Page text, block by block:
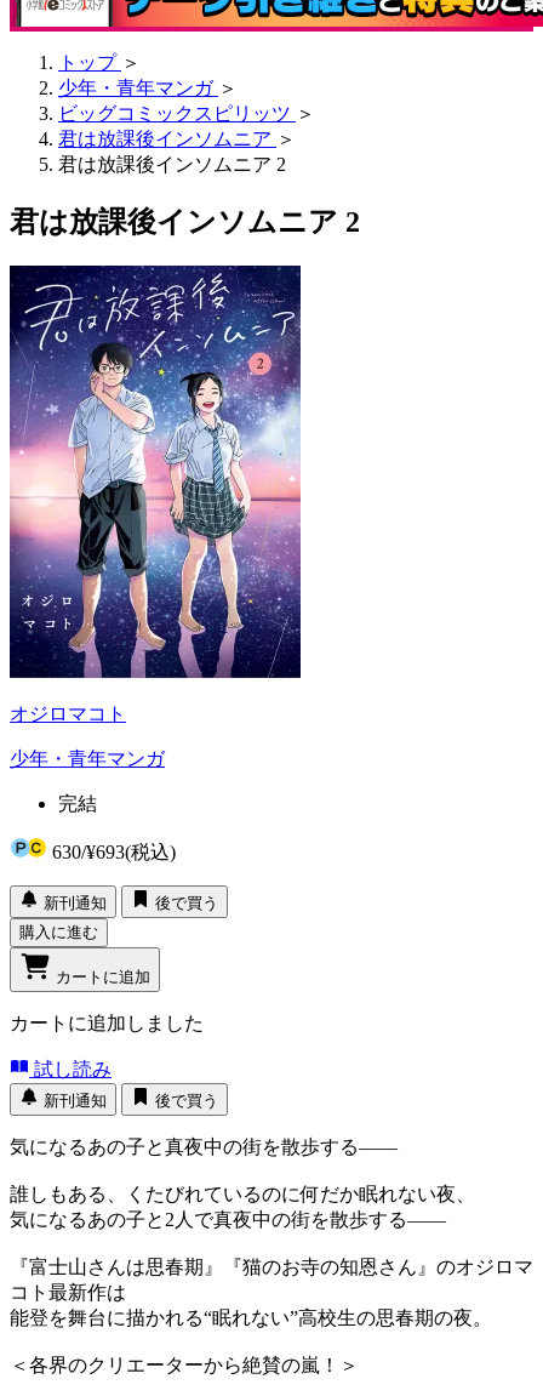
トップ ＞
少年・青年マンガ ＞
ビッグコミックスピリッツ ＞
君は放課後インソムニア ＞
君は放課後インソムニア 2
君は放課後インソムニア 2
オジロマコト
少年・青年マンガ
完結
630/¥693(税込)
新刊通知
後で買う
購入に進む
カートに追加
カートに追加しました
試し読み
新刊通知 後で買う
気になるあの子と真夜中の街を散歩する――
誰しもある、くたびれているのに何だか眠れない夜、
気になるあの子と2人で真夜中の街を散歩する――
『富士山さんは思春期』『猫のお寺の知恩さん』のオジロマ
コト最新作は
能登を舞台に描かれる“眠れない”高校生の思春期の夜。
＜各界のクリエーターから絶賛の嵐！＞